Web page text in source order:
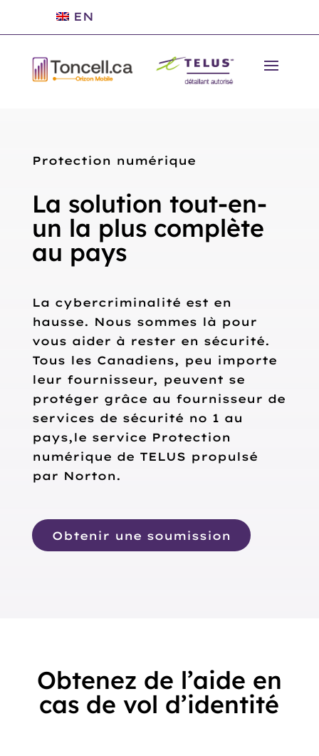
EN
Protection numérique
La solution tout-en-
un la plus complète
au pays
La cybercriminalité est en
hausse. Nous sommes là pour
vous aider à rester en sécurité.
Tous les Canadiens, peu importe
leur fournisseur, peuvent se
protéger grâce au fournisseur de
services de sécurité no 1 au
pays,le service Protection
numérique de TELUS propulsé
par Norton.
Obtenir une soumission
Obtenez de l’aide en
cas de vol d’identité